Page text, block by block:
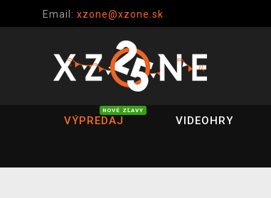
Email: xzone@xzone.sk
VÝPREDAJ
NOVÉ ZĽAVY
VIDEOHRY